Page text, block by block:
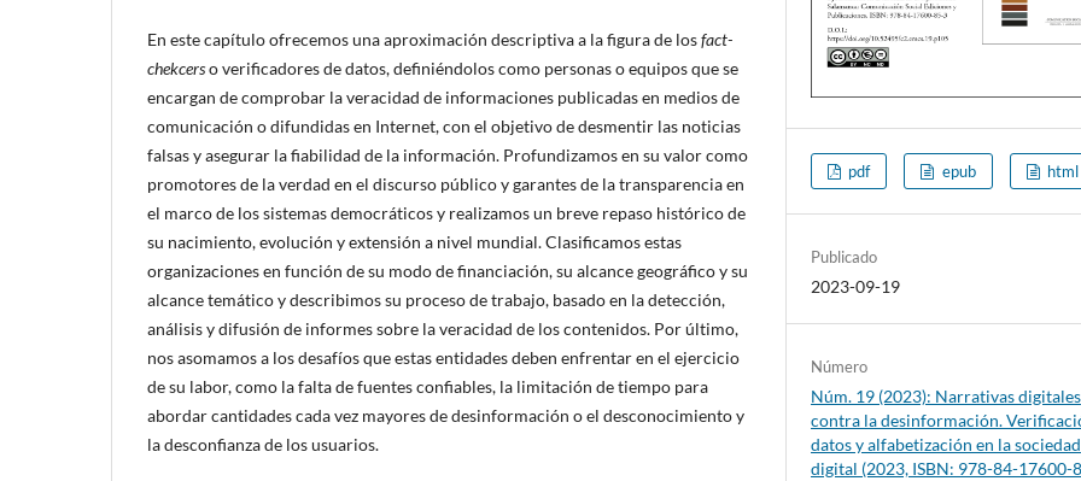
En este capítulo ofrecemos una aproximación descriptiva a la figura de losfact-
chekcerso verificadores de datos, definiéndolos como personas o equipos que se
encargan de comprobar la veracidad de informaciones publicadas en medios de
comunicación o difundidas en Internet, con el objetivo de desmentir las noticias
falsas y asegurar la fiabilidad de la información. Profundizamos en su valor como
promotores de la verdad en el discurso público y garantes de la transparencia en
el marco de los sistemas democráticos y realizamos un breve repaso histórico de
su nacimiento, evolución y extensión a nivel mundial. Clasificamos estas
organizaciones en función de su modo de financiación, su alcance geográfico y su
alcance temático y describimos su proceso de trabajo, basado en la detección,
análisis y difusión de informes sobre la veracidad de los contenidos. Por último,
nos asomamos a los desafíos que estas entidades deben enfrentar en el ejercicio
de su labor, como la falta de fuentes confiables, la limitación de tiempo para
abordar cantidades cada vez mayores de desinformación o el desconocimiento y
la desconfianza de los usuarios.
pdf epub html
Publicado
2023-09-19
Número
Núm. 19 (2023): Narrativas digitales
contra la desinformación.
datos y alfabetización en la sociedad
digital (2023, ISBN: 978-84-17600-